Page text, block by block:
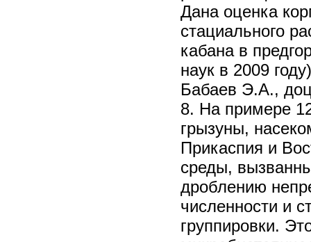
Дана оценка
стациального
кабана в
наук в 2009
Бабаев Э.А.,
8. На примере
грызуны,
Прикаспия и
среды,
дроблению
численности и
группировки.